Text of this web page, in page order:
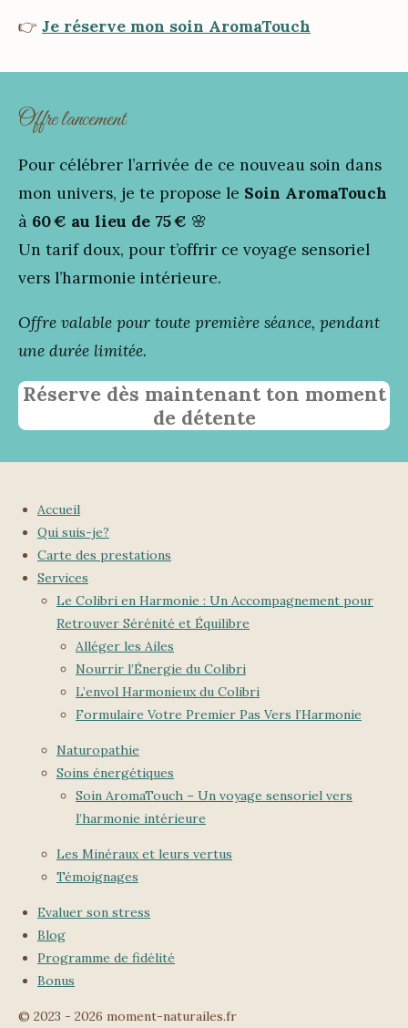
👉 Je réserve mon soin AromaTouch
Offre lancement
Pour célébrer l’arrivée de ce nouveau soin dans
mon univers, je te propose le Soin AromaTouch
à 60 € au lieu de 75 € 🌸
Un tarif doux, pour t’offrir ce voyage sensoriel
vers l’harmonie intérieure.
Offre valable pour toute première séance, pendant
une durée limitée.
Réserve dès maintenant ton moment
de détente
Accueil
Qui suis-je?
Carte des prestations
Services
Le Colibri en Harmonie : Un Accompagnement pour
Retrouver Sérénité et Équilibre
Alléger les Ailes
Nourrir l’Énergie du Colibri
L’envol Harmonieux du Colibri
Formulaire Votre Premier Pas Vers l’Harmonie
Naturopathie
Soins énergétiques
Soin AromaTouch – Un voyage sensoriel vers
l’harmonie intérieure
Les Minéraux et leurs vertus
Témoignages
Evaluer son stress
Blog
Programme de fidélité
Bonus
© 2023 - 2026 moment-naturailes.fr